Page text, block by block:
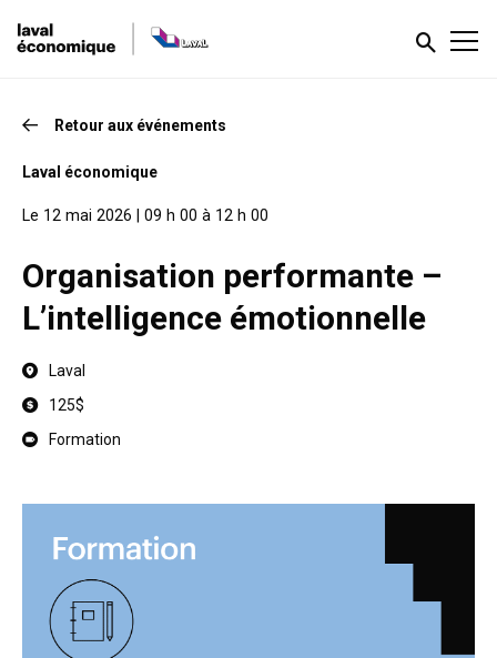
Retour aux événements
Laval économique
Le 12 mai 2026 | 09 h 00 à 12 h 00
Organisation performante –
L’intelligence émotionnelle
Laval
125$
Formation